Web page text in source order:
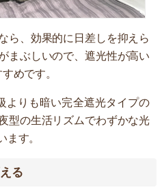
ら、効果的に日差しを抑えら
まぶしいので、遮光性が高い
めです。
よりも暗い完全遮光タイプの
型の生活リズムでわずかな光
ます。
る